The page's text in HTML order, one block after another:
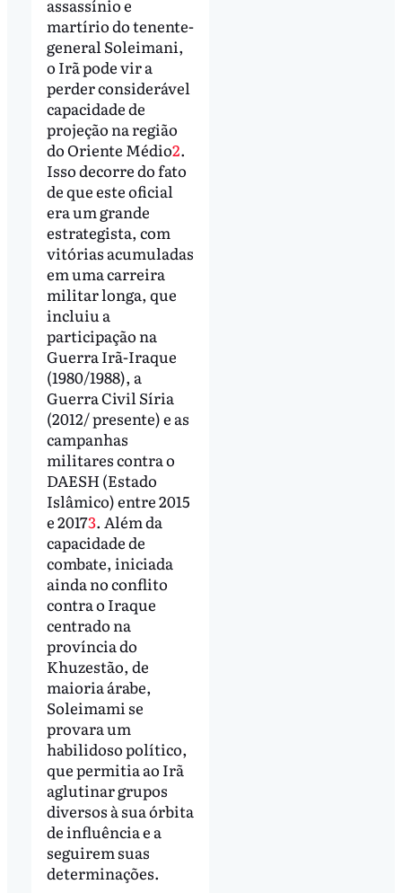
assassínio e
martírio do tenente-
general Soleimani,
o Irã pode vir a
perder considerável
capacidade de
projeção na região
do Oriente Médio2.
Isso decorre do fato
de que este oficial
era um grande
estrategista, com
vitórias acumuladas
em uma carreira
militar longa, que
incluiu a
participação na
Guerra Irã-Iraque
(1980/1988), a
Guerra Civil Síria
(2012/ presente) e as
campanhas
militares contra o
DAESH (Estado
Islâmico) entre 2015
e 20173. Além da
capacidade de
combate, iniciada
ainda no conflito
contra o Iraque
centrado na
província do
Khuzestão, de
maioria árabe,
Soleimami se
provara um
habilidoso político,
que permitia ao Irã
aglutinar grupos
diversos à sua órbita
de influência e a
seguirem suas
determinações.